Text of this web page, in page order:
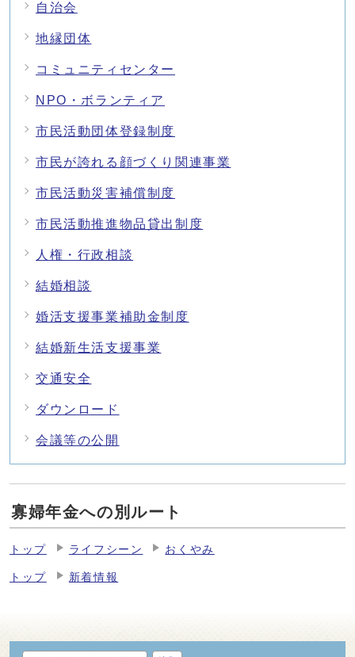
自治会
地縁団体
コミュニティセンター
NPO・ボランティア
市民活動団体登録制度
市民が誇れる顔づくり関連事業
市民活動災害補償制度
市民活動推進物品貸出制度
人権・行政相談
結婚相談
婚活支援事業補助金制度
結婚新生活支援事業
交通安全
ダウンロード
会議等の公開
寡婦年金への別ルート
トップ ライフシーン おくやみ
トップ 新着情報